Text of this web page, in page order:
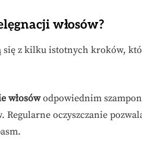
włosów?
się z kilku istotnych kroków,
włosówodpowiednim
oczyszczanie